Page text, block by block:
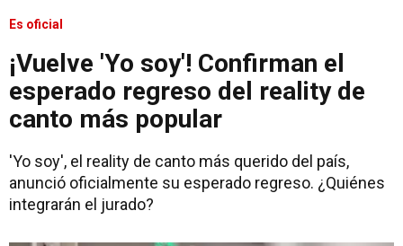
Es oficial
¡Vuelve 'Yo soy'! Confirman el
esperado regreso del reality de
canto más popular
'Yo soy', el reality de canto más querido del país,
anunció oficialmente su esperado regreso. ¿Quiénes
integrarán el jurado?